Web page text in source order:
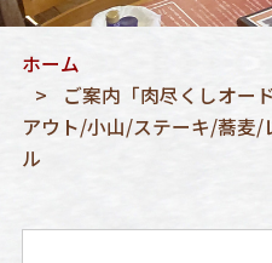
ホーム
ご案内「肉尽くしオー
アウト/小山/ステーキ/蕎麦
ル